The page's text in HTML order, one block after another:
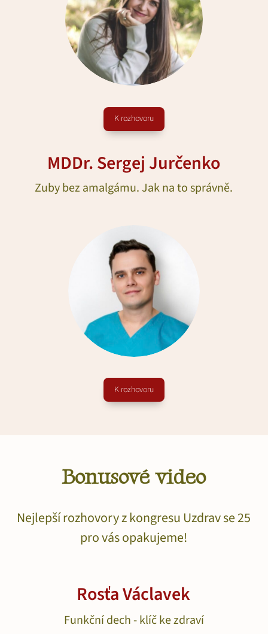
K rozhovoru
MDDr. Sergej Jurčenko
Zuby bez amalgámu. Jak na to správně.
K rozhovoru
Bonusové video
Nejlepší rozhovory z kongresu Uzdrav se 25
pro vás opakujeme!
Rosťa Václavek
Funkční dech - klíč ke zdraví